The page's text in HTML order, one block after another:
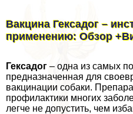
Вакцина Гексадог –
применению: Обзор
Гексадог – одна из самых
предназначенная для
вакцинации собаки.
профилактики многих
легче не допустить, чем